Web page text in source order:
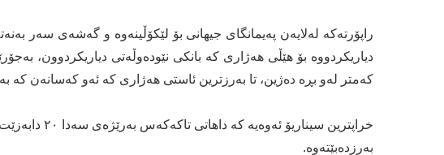
راپۆرته‌كه‌ له‌لایه‌ن په‌یمانگای جیهانی بۆ لێكۆڵینه‌وه‌ و گه‌شه‌ی سه‌ر
كه‌متر له‌و بڕه‌ ده‌ژین‌، تا به‌رزترین ئاستی هه‌ژاری كه‌ ئه‌و كه‌سانه‌ن كه‌ به‌كه‌متر له‌ ٥.٥
به‌رزده‌بێته‌وه‌.